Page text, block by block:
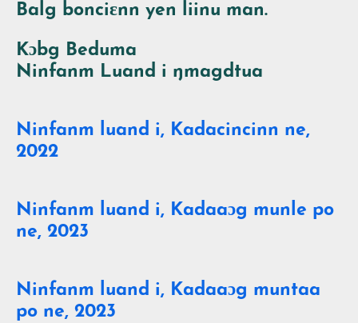
Balg bonciɛnn yen liinu man.
Kɔbg Beduma
Ninfanm Luand i ŋmagdtua
Ninfanm luand i, Kadacincinn ne,
2022
Ninfanm luand i, Kadaaɔg munle po
ne, 2023
Ninfanm luand i, Kadaaɔg muntaa
po ne, 2023